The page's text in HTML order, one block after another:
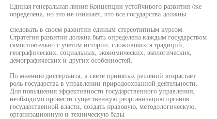
Единая генеральная линия Концепции устойчивого развития /же
определена, но это не означает, что все государства должны
следовать в своем развитии единым стереотипным курсом.
Стратегия развития должна быть определена каждым государством
самостоятельно с учетом истории, сложившихся традиций,
географических, социальных, экономических, экологических,
демографических и других особенностей.
По мнению диссертанта, в свете принятых решений возрастает
роль государства в управлении природоохранной деятельности.
Для повышения эффективности государственного управления,
необходимо провести существенную реорганизацию органов
государственной власти, создать правовую, методологическую,
организационную и техническую базы.